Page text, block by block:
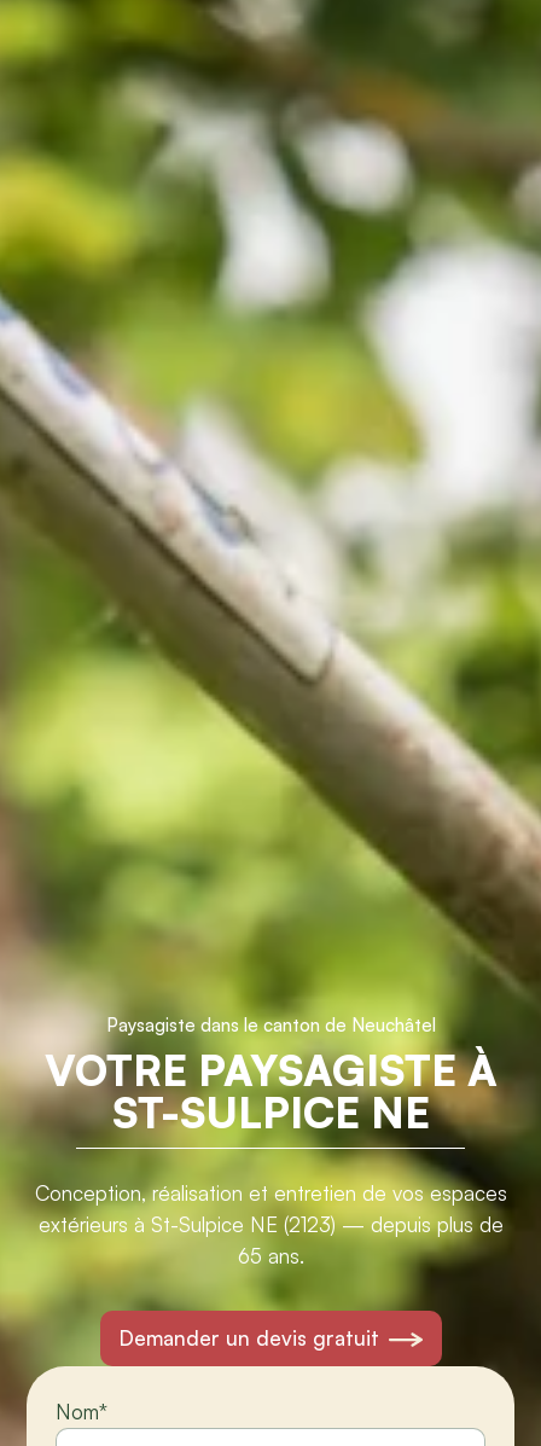
Paysagiste dans le canton de Neuchâtel
VOTRE PAYSAGISTE À
ST-SULPICE NE
Conception, réalisation et entretien de vos espaces
extérieurs à St-Sulpice NE (2123) — depuis plus de
65 ans.
Demander un devis gratuit
Nom*